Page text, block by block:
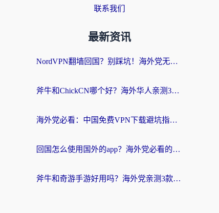
联系我们
最新资讯
NordVPN翻墙回国？别踩坑！海外党无缝访问国内资源的真实指南
斧牛和ChickCN哪个好？海外华人亲测3款回国加速器+免费试用攻略
海外党必看：中国免费VPN下载避坑指南 + 无缝访问国内资源的终极方案
回国怎么使用国外的app？海外党必看的无缝访问国内资源全攻略
斧牛和奇游手游好用吗？海外党亲测3款回国加速器，选对才能无缝刷国内资源